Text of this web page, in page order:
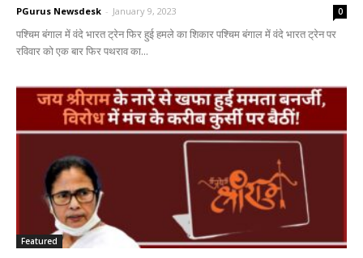
PGurus Newsdesk - January 9, 2023 0
पश्चिम बंगाल में वंदे भारत ट्रेन फिर हुई हमले का शिकार पश्चिम बंगाल में वंदे भारत ट्रेन पर
रविवार को एक बार फिर पथराव का...
Featured